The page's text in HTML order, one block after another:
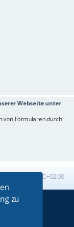
zu
Webseite unter
von Formularen durch
UTC+02:00